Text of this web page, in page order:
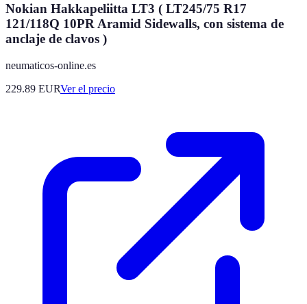
Nokian Hakkapeliitta LT3 ( LT245/75 R17
121/118Q 10PR Aramid Sidewalls, con sistema de
anclaje de clavos )
neumaticos-online.es
229.89 EURVer el precio